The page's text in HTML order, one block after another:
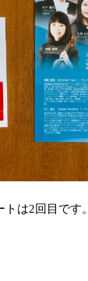
は2回目です。